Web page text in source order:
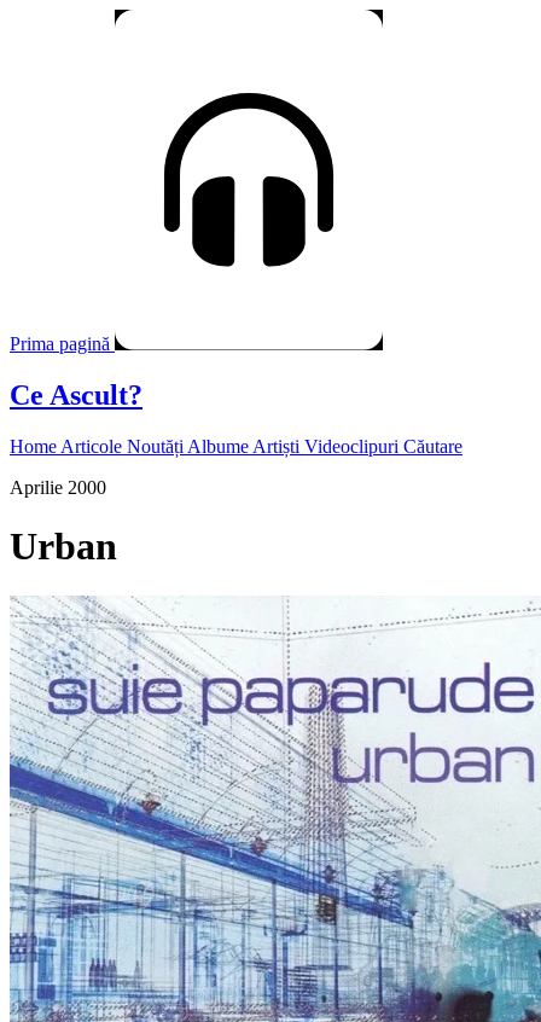
Prima pagină
Ce Ascult?
Home Articole Noutăți Albume Artiști Videoclipuri Căutare
Aprilie 2000
Urban
Pagina externă
Pagina externă
Vezi pagina artistului